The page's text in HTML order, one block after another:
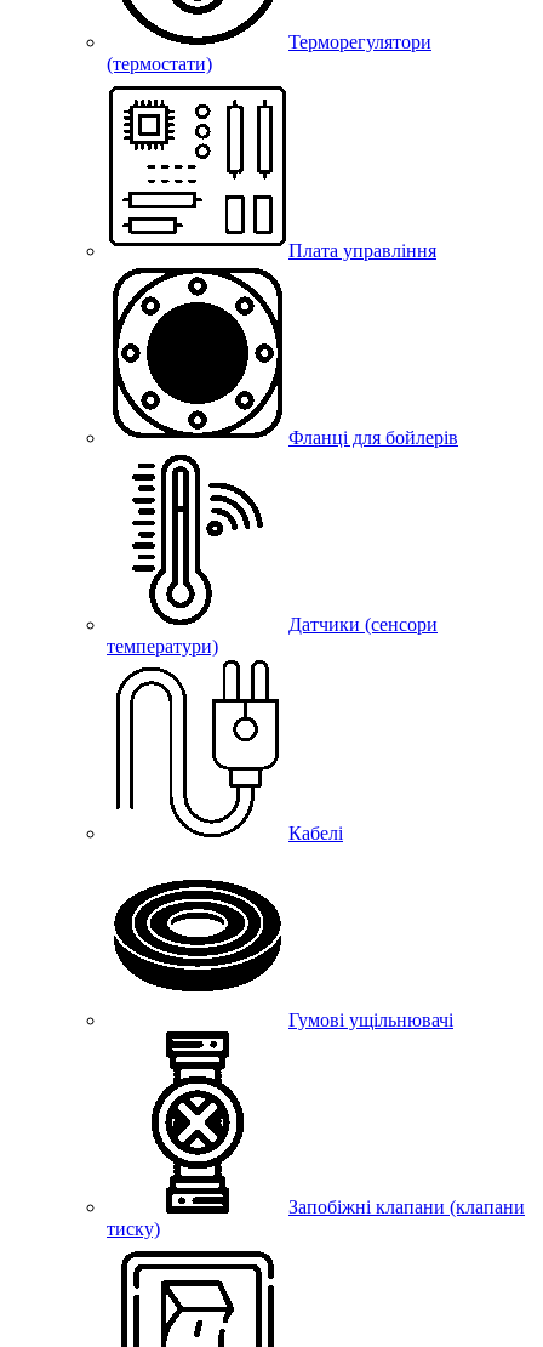
Терморегулятори
(термостати)
Плата управління
Фланці для бойлерів
Датчики (сенсори
температури)
Кабелі
Гумові ущільнювачі
Запобіжні клапани (клапани
тиску)